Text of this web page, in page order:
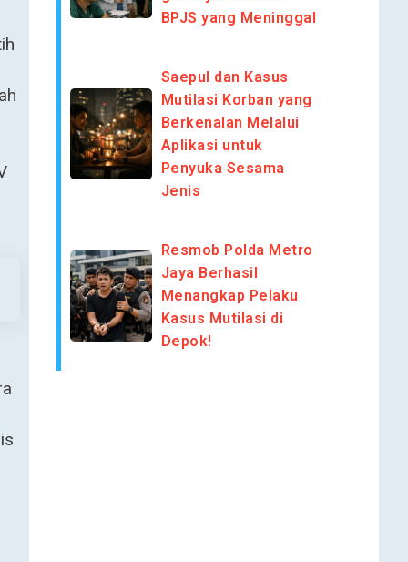
BPJS yang Meninggal
Saepul dan Kasus
Mutilasi Korban yang
Berkenalan Melalui
Aplikasi untuk
Penyuka Sesama
Jenis
Resmob Polda Metro
Jaya Berhasil
Menangkap Pelaku
Kasus Mutilasi di
Depok!